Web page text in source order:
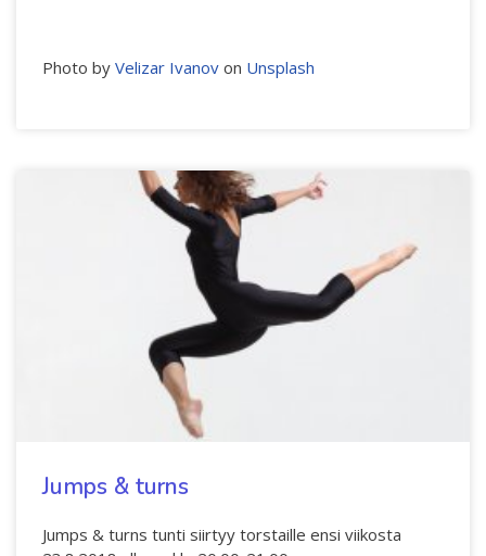
Photo by Velizar Ivanov on Unsplash
Jumps & turns
Jumps & turns tunti siirtyy torstaille ensi viikosta